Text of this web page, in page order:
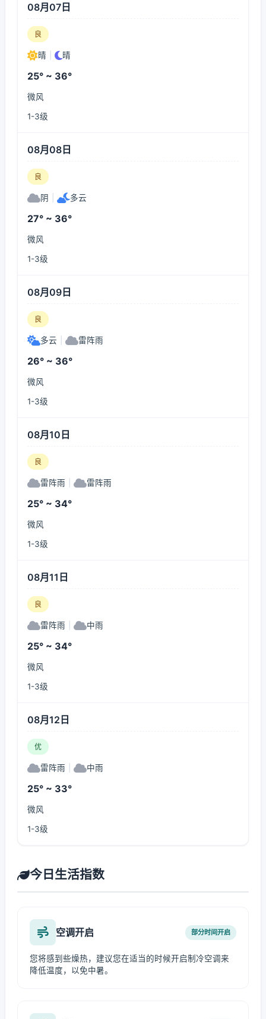
08月07日
良
晴 晴
25° ~ 36°
微风
1-3级
08月08日
良
阴 多云
27° ~ 36°
微风
1-3级
08月09日
良
多云 雷阵雨
26° ~ 36°
微风
1-3级
08月10日
良
雷阵雨 雷阵雨
25° ~ 34°
微风
1-3级
08月11日
良
雷阵雨 中雨
25° ~ 34°
微风
1-3级
08月12日
优
雷阵雨 中雨
25° ~ 33°
微风
1-3级
今日生活指数
空调开启 部分时间开启
您将感到些燥热，建议您在适当的时候开启制冷空调来
降低温度，以免中暑。